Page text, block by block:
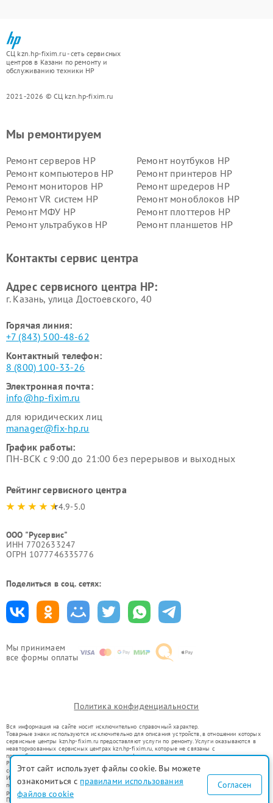
СЦ kzn.hp-fixim.ru - сеть сервисных
центров в Казани по ремонту и
обслуживанию техники HP
2021-2026 © СЦ kzn.hp-fixim.ru
Мы принимаем
все формы оплаты
Мы ремонтируем
Ремонт серверов HP
Ремонт ноутбуков HP
Ремонт компьютеров HP
Ремонт принтеров HP
Ремонт мониторов HP
Ремонт шредеров HP
Ремонт VR систем HP
Ремонт моноблоков HP
Ремонт МФУ HP
Ремонт плоттеров HP
Ремонт ультрабуков HP
Ремонт планшетов HP
Контакты сервис центра
Адрес сервисного центра HP:
г. Казань, улица Достоевского, 40
Горячая линия:
+7 (843) 500-48-62
Контактный телефон:
8 (800) 100-33-26
Электронная почта:
info@hp-fixim.ru
для юридических лиц
manager@fix-hp.ru
График работы:
ПН-ВСК с 9:00 до 21:00 без перерывов и выходных
Рейтинг сервисного центра
4.9-5.0
ООО "Русервис"
ИНН 7702633247
ОГРН 1077746335776
Поделиться в соц. сетях:
Политика конфиденциальности
Вся информация на сайте носит исключительно справочный характер.
Товарные знаки используются исключительно для описания устройств, в отношении которых
сервисные центры kzn.hp-fixim.ru предоставляют услуги по ремонту. Услуги оказываются в
неавторизованных сервисных центрах kzn.hp-fixim.ru, которые не связаны с
правообладателями товарных знаков или их официальными представителями.
Ремонт осуществляется для устройств, уже введенных в гражданский оборот в соответствии
со статьей 1487 ГК РФ.
Использование товарных знаков не преследует цели индивидуализации услуг или введения
потребителей в заблуждение, а служит для информирования о предоставляемых услугах по
ремонту техники указанных брендов.
Представленная на сайте информация не является публичной офертой, определяемой
Этот сайт использует файлы cookie. Вы можете
ознакомиться с правилами использования
файлов cookie
Согласен